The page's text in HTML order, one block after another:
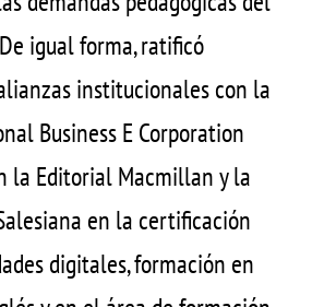
igual forma, ratificó
institucionales con la
Business E Corporation
la Editorial Macmillan y la
en la certificación
digitales, formación en